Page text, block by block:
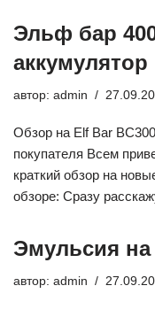
Эльф бар
аккумулятор
автор: admin
Обзор на Elf Bar
покупателя Всем
краткий обзор на
обзоре: Сразу
Эмульсия на
автор: admin